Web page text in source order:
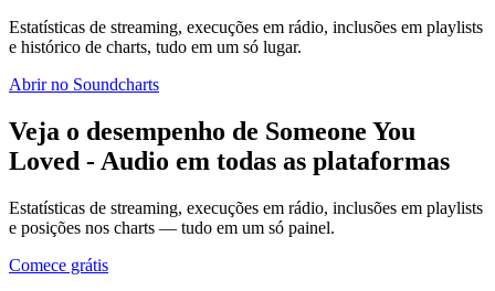
Estatísticas de streaming, execuções em rádio, inclusões em playlists
e histórico de charts, tudo em um só lugar.
Abrir no Soundcharts
Veja o desempenho de Someone You
Loved - Audio em todas as plataformas
Estatísticas de streaming, execuções em rádio, inclusões em playlists
e posições nos charts — tudo em um só painel.
Comece grátis